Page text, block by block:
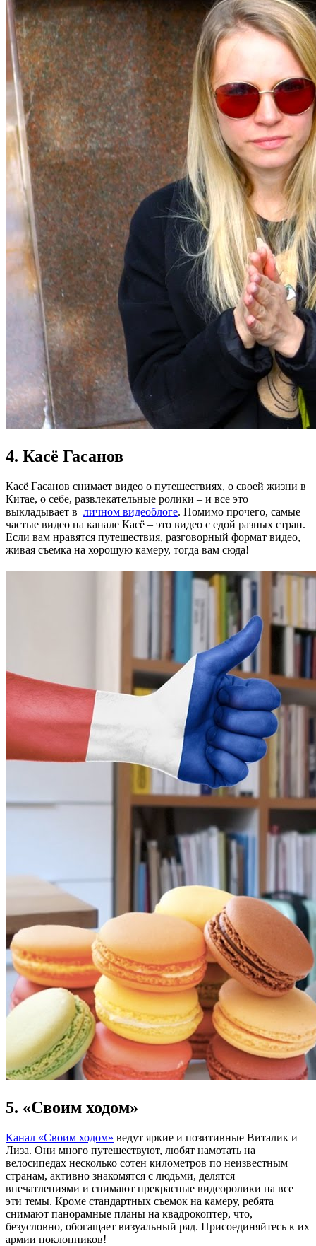
4. Касё Гасанов
Касё Гасанов снимает видео о путешествиях, о своей жизни в
Китае, о себе, развлекательные ролики – и все это
выкладывает в личном видеоблоге. Помимо прочего, самые
частые видео на канале Касё – это видео с едой разных стран.
Если вам нравятся путешествия, разговорный формат видео,
живая съемка на хорошую камеру, тогда вам сюда!
5. «Своим ходом»
Канал «Своим ходом» ведут яркие и позитивные Виталик и
Лиза. Они много путешествуют, любят намотать на
велосипедах несколько сотен километров по неизвестным
странам, активно знакомятся с людьми, делятся
впечатлениями и снимают прекрасные видеоролики на все
эти темы. Кроме стандартных съемок на камеру, ребята
снимают панорамные планы на квадрокоптер, что,
безусловно, обогащает визуальный ряд. Присоединяйтесь к их
армии поклонников!